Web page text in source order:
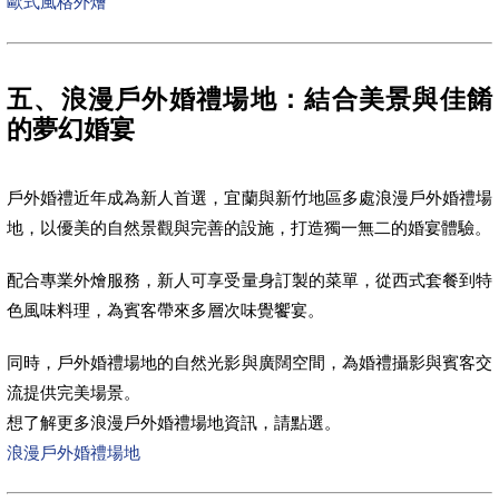
五、浪漫戶外婚禮場地：結合美景與佳餚
的夢幻婚宴
戶外婚禮近年成為新人首選，宜蘭與新竹地區多處浪漫戶外婚禮場
地，以優美的自然景觀與完善的設施，打造獨一無二的婚宴體驗。
配合專業外燴服務，新人可享受量身訂製的菜單，從西式套餐到特
色風味料理，為賓客帶來多層次味覺饗宴。
同時，戶外婚禮場地的自然光影與廣闊空間，為婚禮攝影與賓客交
流提供完美場景。
想了解更多浪漫戶外婚禮場地資訊，請點選。
浪漫戶外婚禮場地